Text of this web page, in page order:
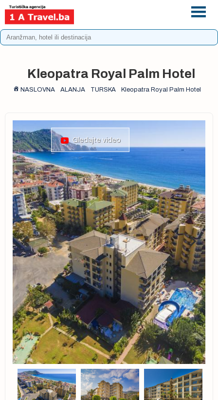
Kleopatra Royal Palm Hotel
NASLOVNA ALANJA TURSKA Kleopatra Royal Palm Hotel
Gledajte video